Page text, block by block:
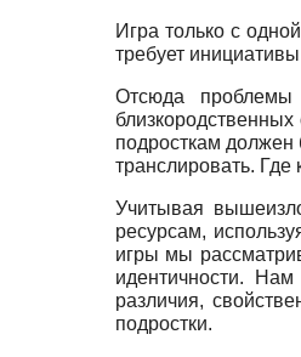
Игра только с
требует
Отсюда
подросткам должен
транслировать. Где
Учитывая
ресурсам,
игры мы
идентичности.
различия,
подростки.